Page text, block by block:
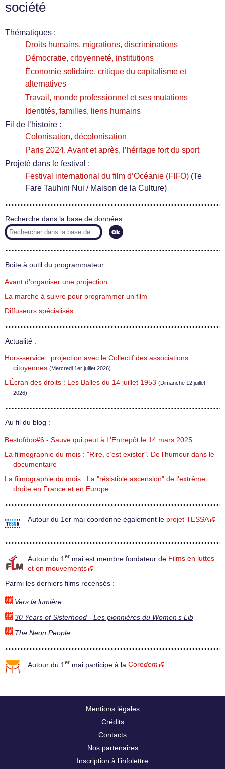
société
Thématiques :
Droits humains, migrations, discriminations
Démocratie, citoyenneté, institutions
Économie solidaire, critique du capitalisme et
alternatives
Travail, monde professionnel et ses mutations
Identités, familles, liens humains
Fil de l’histoire :
Colonisation, décolonisation
Paris 2024. Avant et après, l’héritage fort du sport
Projeté dans le festival :
Festival international du film d’Océanie (FIFO) (Te
Fare Tauhini Nui / Maison de la Culture)
Recherche dans la base de données
Boite à outil du programmateur :
Avant d’organiser une projection…
La marche à suivre pour programmer un film
Diffuseurs spécialisés
Actualité :
Hors-service : projection avec le Collectif des associations
citoyennes (Mercredi 1er juillet 2026)
L’Écran des droits : Les Balles du 14 juillet 1953 (Dimanche 12 juillet
2026)
Au fil du blog :
Bestofdoc#6 - Sauve qui peut à L’Entrepôt le 14 mars 2025
La filmographie du mois : "Rire, c’est exister". De l’humour dans le
documentaire
La filmographie du mois : La "résistible ascension" de l’extrême
droite en France et en Europe
Autour du 1er mai coordonne également le projet TESSA
Autour du 1 er mai est membre fondateur de Films en luttes
et en mouvements
Parmi les derniers films recensés :
Vers la lumière
30 Years of Sisterhood - Les pionnières du Women’s Lib
The Neon People
Autour du 1 er mai participe à la Coredem
Mentions légales
Crédits
Contacts
Nos partenaires
Inscription à l’infolettre